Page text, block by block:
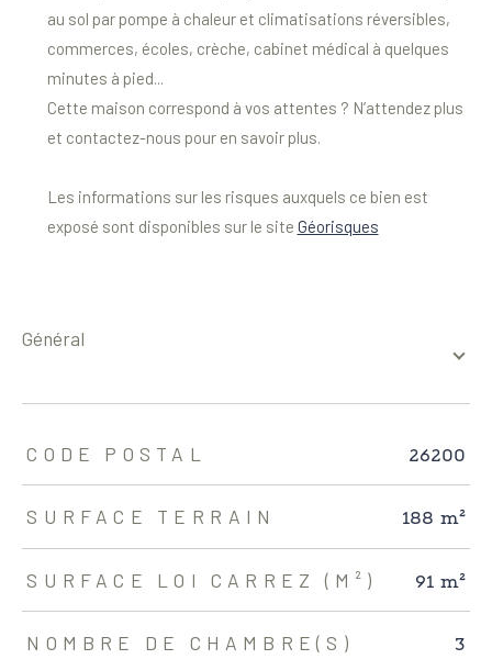
au sol par pompe à chaleur et climatisations réversibles,
commerces, écoles, crèche, cabinet médical à quelques
minutes à pied...
Cette maison correspond à vos attentes ? N’attendez plus
et contactez-nous pour en savoir plus.
Les informations sur les risques auxquels ce bien est
exposé sont disponibles sur le site Géorisques
général
TRAD_ZEPHYR_Caracteristique TRAD_ZEPHYR_Valeurs
CODE POSTAL 26200
SURFACE TERRAIN 188 m²
SURFACE LOI CARREZ (M²) 91 m²
NOMBRE DE CHAMBRE(S) 3